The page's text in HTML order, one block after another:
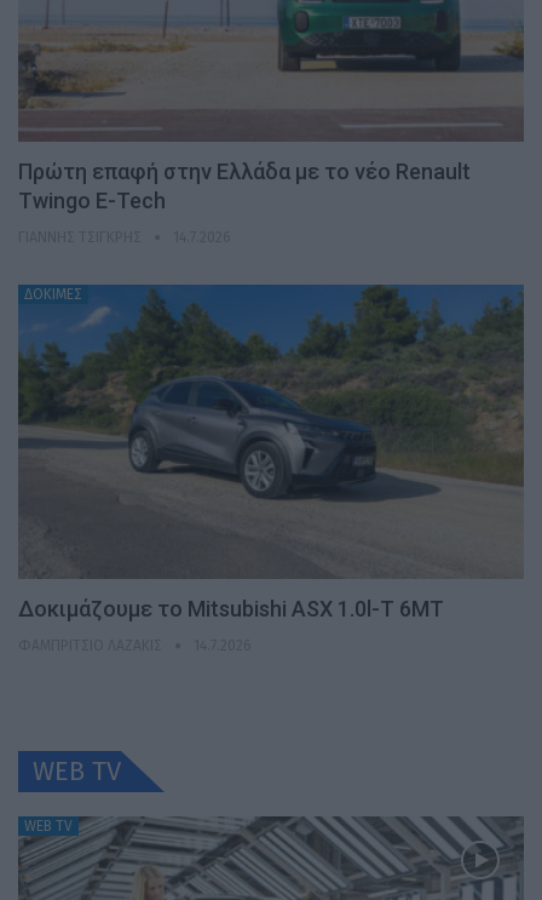
Πρώτη επαφή στην Ελλάδα με το νέο Renault
Twingo E-Tech
ΔΟΚΙΜΕΣ
Δοκιμάζουμε το Mitsubishi ASX 1.0l-T 6MT
WEB TV
WEB TV